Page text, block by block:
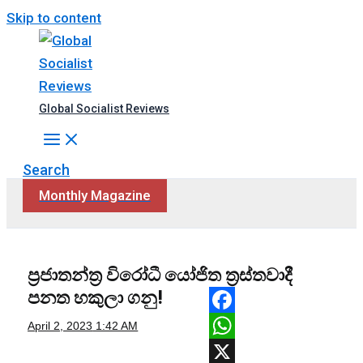
Skip to content
Global Socialist Reviews
Search
Monthly Magazine
ප්‍රජාතන්ත්‍ර විරෝධී යෝජිත ත්‍රස්තවාදී
පනත හකුලා ගනු!
April 2, 2023 1:42 AM
Facebook
WhatsApp